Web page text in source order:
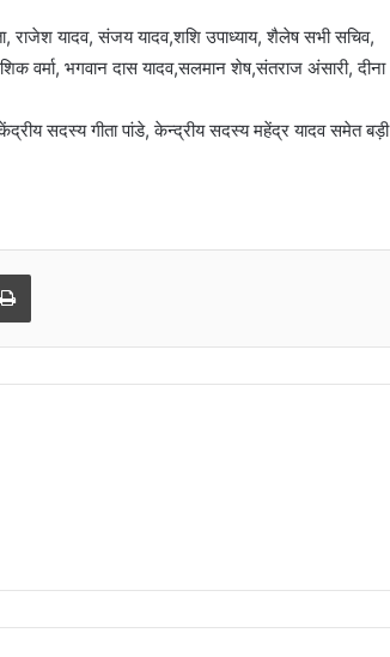
राजेश यादव, संजय यादव,शशि उपाध्याय, शैलेष सभी सचिव,
वर्मा, भगवान दास यादव,सलमान शेष,संतराज अंसारी, दीना
सदस्य गीता पांडे, केन्द्रीय सदस्य महेंद्र यादव समेत बड़ी
Print